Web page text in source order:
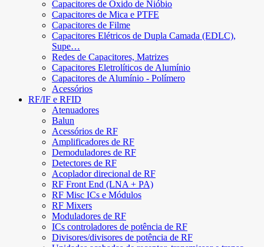
Capacitores de Óxido de Nióbio
Capacitores de Mica e PTFE
Capacitores de Filme
Capacitores Elétricos de Dupla Camada (EDLC),
Supe…
Redes de Capacitores, Matrizes
Capacitores Eletrolíticos de Alumínio
Capacitores de Alumínio - Polímero
Acessórios
RF/IF e RFID
Atenuadores
Balun
Acessórios de RF
Amplificadores de RF
Demoduladores de RF
Detectores de RF
Acoplador direcional de RF
RF Front End (LNA + PA)
RF Misc ICs e Módulos
RF Mixers
Moduladores de RF
ICs controladores de potência de RF
Divisores/divisores de potência de RF